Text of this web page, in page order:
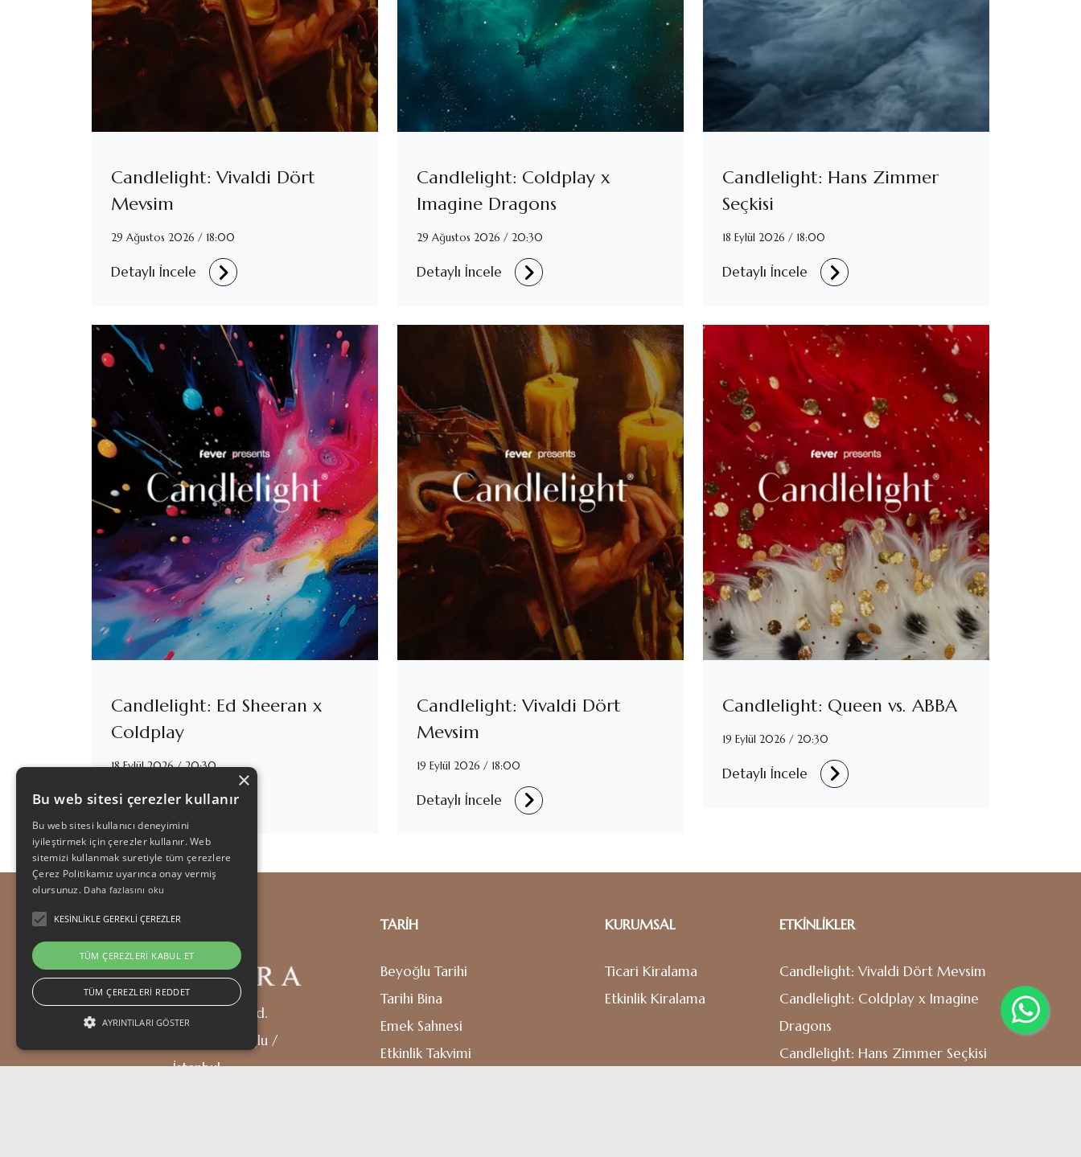
Candlelight: Vivaldi Dört
Mevsim
29 Ağustos 2026 / 18:00
Detaylı İncele
Candlelight: Coldplay x
Imagine Dragons
29 Ağustos 2026 / 20:30
Detaylı İncele
Candlelight: Hans Zimmer
Seçkisi
18 Eylül 2026 / 18:00
Detaylı İncele
Candlelight: Ed Sheeran x
Coldplay
18 Eylül 2026 / 20:30
Detaylı İncele
Candlelight: Vivaldi Dört
Mevsim
19 Eylül 2026 / 18:00
Detaylı İncele
Candlelight: Queen vs. ABBA
19 Eylül 2026 / 20:30
Detaylı İncele
Hüseyinağa, İstiklal Cd.
No:56/58, 34435 Beyoğlu /
İstanbul
TARİH
Beyoğlu Tarihi
Tarihi Bina
Emek Sahnesi
Etkinlik Takvimi
KURUMSAL
Ticari Kiralama
Etkinlik Kiralama
ETKİNLİKLER
Candlelight: Vivaldi Dört Mevsim
Candlelight: Coldplay x Imagine
Dragons
Candlelight: Hans Zimmer Seçkisi
×
Bu web sitesi çerezler kullanır
Bu web sitesi kullanıcı deneyimini
iyileştirmek için çerezler kullanır. Web
sitemizi kullanmak suretiyle tüm çerezlere
Çerez Politikamız uyarınca onay vermiş
olursunuz. Daha fazlasını oku
KESINLIKLE GEREKLI ÇEREZLER
TÜM ÇEREZLERI KABUL ET
TÜM ÇEREZLERI REDDET
AYRINTILARI GÖSTER